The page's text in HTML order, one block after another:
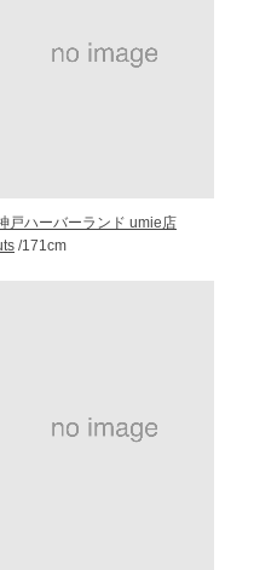
戸ハーバーランド umie店
/171cm